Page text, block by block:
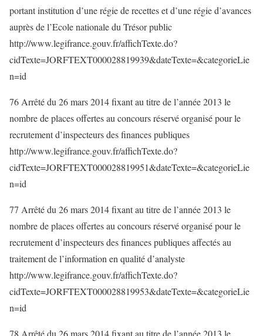
portant institution d’une régie de recettes et d’une régie d’avances
auprès de l’Ecole nationale du Trésor public
http://www.legifrance.gouv.fr/affichTexte.do?
cidTexte=JORFTEXT000028819939&dateTexte=&categorieLie
n=id
76 Arrêté du 26 mars 2014 fixant au titre de l’année 2013 le
nombre de places offertes au concours réservé organisé pour le
recrutement d’inspecteurs des finances publiques
http://www.legifrance.gouv.fr/affichTexte.do?
cidTexte=JORFTEXT000028819951&dateTexte=&categorieLie
n=id
77 Arrêté du 26 mars 2014 fixant au titre de l’année 2013 le
nombre de places offertes au concours réservé organisé pour le
recrutement d’inspecteurs des finances publiques affectés au
traitement de l’information en qualité d’analyste
http://www.legifrance.gouv.fr/affichTexte.do?
cidTexte=JORFTEXT000028819953&dateTexte=&categorieLie
n=id
78 Arrêté du 26 mars 2014 fixant au titre de l’année 2013 le